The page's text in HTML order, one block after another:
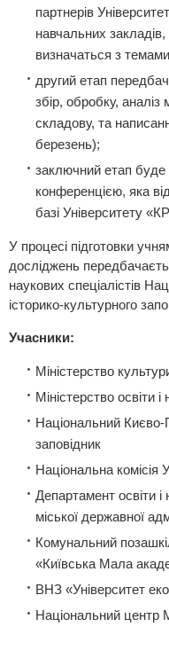
партнерів
навчальних
визначаться з
другий етап
збір, обробку,
складову, та
березень);
заключний етап
конференцією, яка
базі Університету
У процесі підготовки
досліджень
наукових спеціалістів
історико-культурного
Учасники:
Міністерство
Міністерство освіти
Національний Києво-
заповідник
Національна
Департамент освіти і
міської державної
Комунальний
«Київська Мала
ВНЗ «Університет
Національний центр